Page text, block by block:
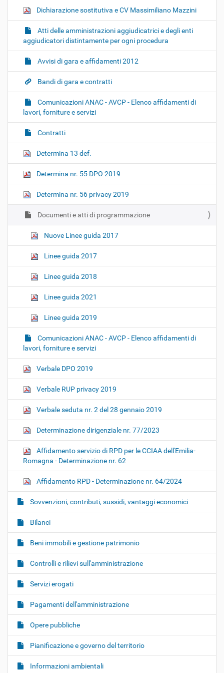
Dichiarazione sostitutiva e CV Massimiliano Mazzini
Atti delle amministrazioni aggiudicatrici e degli enti
aggiudicatori distintamente per ogni procedura
Avvisi di gara e affidamenti 2012
Bandi di gara e contratti
Comunicazioni ANAC - AVCP - Elenco affidamenti di
lavori, forniture e servizi
Contratti
Determina 13 def.
Determina nr. 55 DPO 2019
Determina nr. 56 privacy 2019
Documenti e atti di programmazione
Nuove Linee guida 2017
Linee guida 2017
Linee guida 2018
Linee guida 2021
Linee guida 2019
Comunicazioni ANAC - AVCP - Elenco affidamenti di
lavori, forniture e servizi
Verbale DPO 2019
Verbale RUP privacy 2019
Verbale seduta nr. 2 del 28 gennaio 2019
Determinazione dirigenziale nr. 77/2023
Affidamento servizio di RPD per le CCIAA dell'Emilia-
Romagna - Determinazione nr. 62
Affidamento RPD - Determinazione nr. 64/2024
Sovvenzioni, contributi, sussidi, vantaggi economici
Bilanci
Beni immobili e gestione patrimonio
Controlli e rilievi sull'amministrazione
Servizi erogati
Pagamenti dell'amministrazione
Opere pubbliche
Pianificazione e governo del territorio
Informazioni ambientali